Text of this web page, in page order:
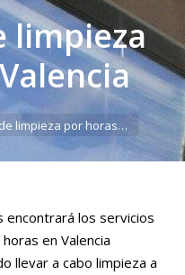
limpieza
limpieza por horas…
encontrará los servicios
en Valencia
llevar a cabo limpieza a